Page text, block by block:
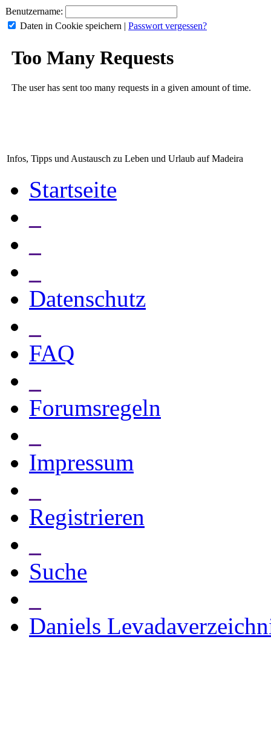
Benutzername:
Daten in Cookie speichern | Passwort vergessen?
Infos, Tipps und Austausch zu Leben und Urlaub auf Madeira
Startseite
Datenschutz
FAQ
Forumsregeln
Impressum
Registrieren
Suche
Daniels